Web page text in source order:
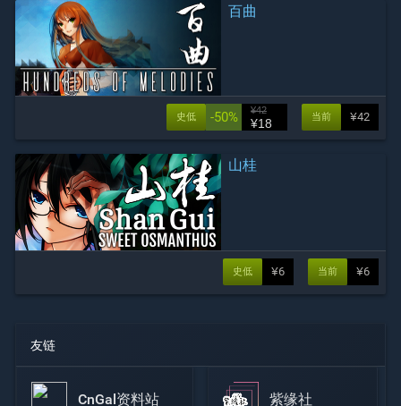
百曲
¥42
当前
-50% ¥42
¥18
史低
山桂
¥6
当前
¥6
史低
友链
CnGal资料站 紫缘社